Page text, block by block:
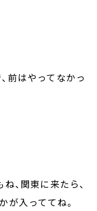
前はやってなかっ
、関東に来たら、
が入っててね。